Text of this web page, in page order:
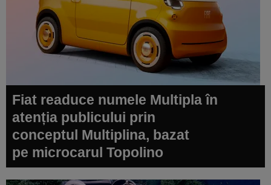
Fiat readuce numele Multipla în
atenția publicului prin
conceptul Multiplina, bazat
pe microcarul Topolino